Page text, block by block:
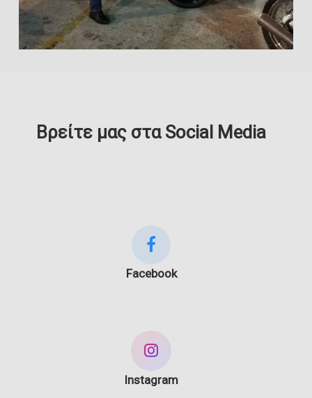
Βρείτε μας στα Social Media
Facebook
Instagram